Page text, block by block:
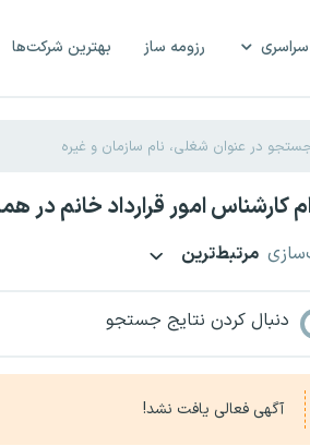
رزومه ساز بهترین شرکت‌ها
کارشناس امور قرارداد خانم در
مرتبط‌ترین
دنبال کردن نتایج جستجو
آگهی فعالی یافت نشد!